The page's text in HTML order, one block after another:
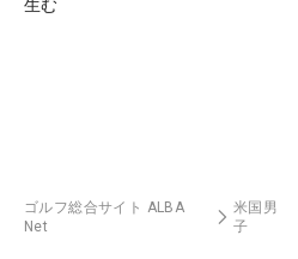
ゴルフ総合サイト ALBA
Net
米国男
子